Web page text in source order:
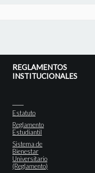
REGLAMENTOS
INSTITUCIONALES
Estatuto
Reglamento
Estudiantil
Sistema de
Bienestar
Universitario
(Reglamento)